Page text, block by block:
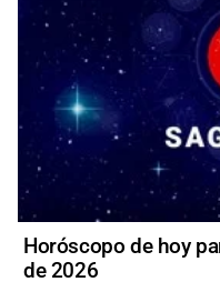
Horóscopo de hoy
de 2026